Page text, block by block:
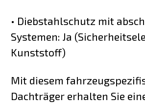
• Diebstahlschutz mit
Systemen: Ja
Kunststoff)
Mit diesem
Dachträger erhalten Sie